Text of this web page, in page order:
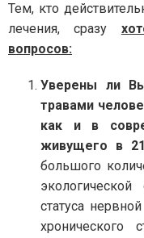
Тем, кто
лечения, сразу
вопросов:
Уверены ли
травами
как и в
живущего в
большого
статуса
хронического